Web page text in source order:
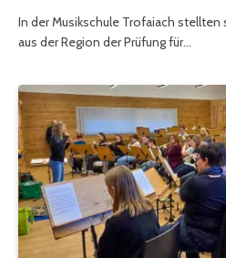
In der Musikschule Trofaiach stellten
aus der Region der Prüfung für…